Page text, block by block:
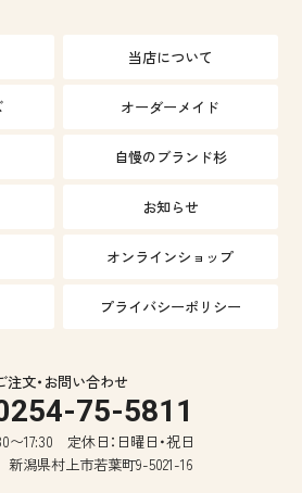
当店について
オーダーメイド
自慢のブランド杉
お知らせ
オンラインショップ
プライバシーポリシー
注文・お問い合わせ
75-5811
〜17:30 定休日：日曜日・祝日
新潟県村上市若葉町9-5021-16